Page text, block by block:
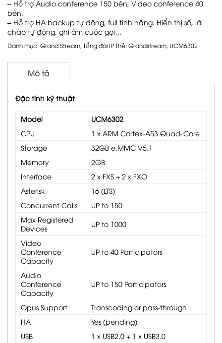
– Hỗ trợ Audio conference 150 bên, Video conference 40
bên.
– Hỗ trợ HA backup tự động, full tính năng: Hiển thị số, lời
chào tự động, ghi âm cuộc gọi…
Danh mục:Grand Stream, Tổng đài IPThẻ:Grandstream, UCM6302
Mô tả
Đặc tính kỹ thuật
Model
UCM6302
CPU
1 x ARM Cortex-A53 Quad-Core
Storage
32GB e.MMC V5.1
Memory
2GB
Interface
2 x FXS + 2 x FXO
Asterisk
16 (LTS)
Concurrent Calls
UP to 150
Max Registered
Devices
UP to 1000
Video
Conference
Capacity
UP to 40 Participators
Audio
Conference
Capacity
UP to 150 Participators
Opus Support
Transcoding or pass-through
HA
Yes (pending)
USB
1 x USB2.0 + 1 x USB3.0